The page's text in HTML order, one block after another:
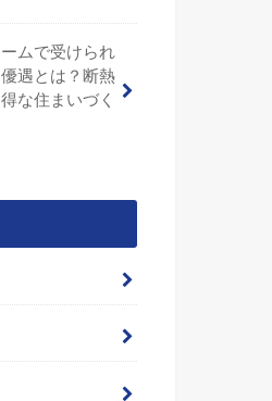
ムで受けられ
遇とは？断熱
な住まいづく